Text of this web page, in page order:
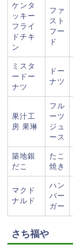
ケンタ
ッキー
フライ
ドチキ
ン
ファ
スト
フー
ド
ミスタ
ードー
ナツ
ドー
ナツ
果汁工
房 果琳
フル
ーツ
ジュ
ース
築地銀
だこ
たこ
焼き
マクド
ナルド
ハン
バー
ガー
さち福や